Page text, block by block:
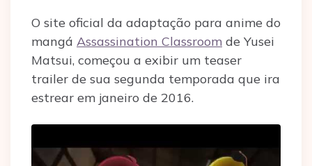
O site oficial da adaptação para anime do
mangá Assassination Classroom de Yusei
Matsui, começou a exibir um teaser
trailer de sua segunda temporada que ira
estrear em janeiro de 2016.